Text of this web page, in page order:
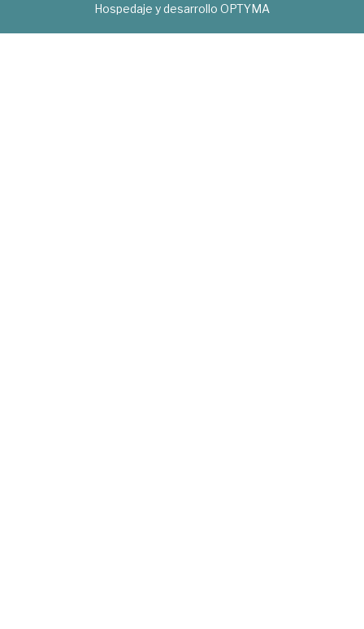
Hospedaje y desarrollo OPTYMA